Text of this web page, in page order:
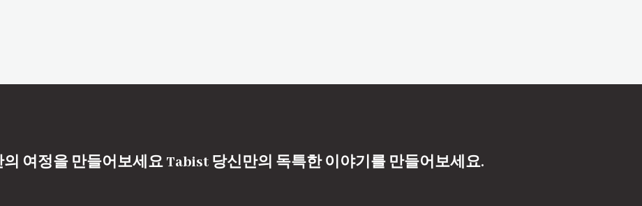
의 여정을 만들어보세요 Tabist 당신만의 독특한 이야기를 만들어보세요.